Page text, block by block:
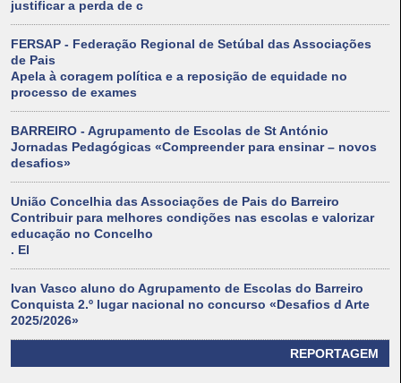
justificar a perda de c
FERSAP - Federação Regional de Setúbal das Associações
de Pais
Apela à coragem política e a reposição de equidade no
processo de exames
BARREIRO - Agrupamento de Escolas de St António
Jornadas Pedagógicas «Compreender para ensinar – novos
desafios»
União Concelhia das Associações de Pais do Barreiro
Contribuir para melhores condições nas escolas e valorizar
educação no Concelho
. El
Ivan Vasco aluno do Agrupamento de Escolas do Barreiro
Conquista 2.º lugar nacional no concurso «Desafios d Arte
2025/2026»
REPORTAGEM